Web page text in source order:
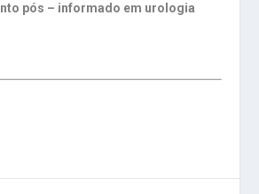
pós – informado em urologia